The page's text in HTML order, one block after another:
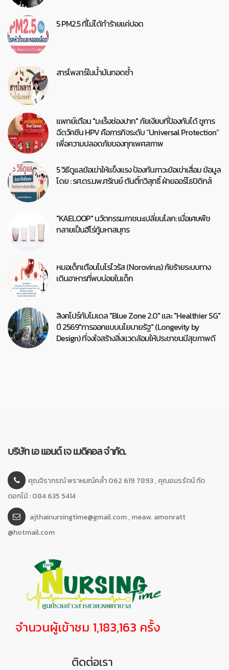
5 PM2.5 ที่ไม่ได้ทำร้ายแค่ปอด
สารโพลาร์ในน้ำมันทอดซ้ำ
แพทย์เตือน "มะเร็งช่องปาก" ภัยเงียบที่ป้องกันได้ ชูการ
ฉีดวัคซีน HPV คือภารกิจระดับ “Universal Protection”
เพื่อความปลอดภัยของทุกเพศสภาพ
5 วิธีดูแลข้อเข่าให้แข็งแรง ป้องกันภาวะข้อเข่าเสื่อม ข้อมูล
โดย : รศ.ดร.นพ.ศรัณย์ ตันติ์ทวิสุทธิ์ ฝ่ายออร์โธปิดิกส์
"KAELOOP" นวัตกรรมภาชนะเปลี่ยนโลก: เมื่อเศษพืช
กลายเป็นฮีโร่กู้มหาสมุทร
หมอเด็กเตือนโนโรไวรัส (Norovirus) ภัยร้ายระบบทาง
เดินอาหารที่พบบ่อยในเด็ก
สิงคโปร์กับโมเดล "Blue Zone 2.0" และ "Healthier SG"
ปี 2569"การออกแบบนโยบายรัฐ" (Longevity by
Design) ที่จงใจสร้างสิ่งแวดล้อมให้ประชาชนมีสุขภาพดี
บริษัท เอ แอนด์ เจ เมดิคอล จำกัด.
คุณจิราภรณ์ พราหมณ์คล้ำ 062 619 7893 , คุณอมรรัตน์ ทัด
ดอกไม้ : 084 635 5414
ajthainursingtime@gmail.com , meaw. amonratt
@hotmail.com
จำนวนผู้เข้าชม 1,183,163 ครั้ง
ติดต่อเรา